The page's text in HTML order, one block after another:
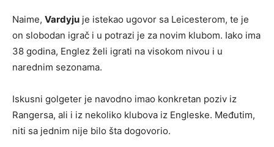
Naime, Vardyju je istekao ugovor sa Leicesterom, te je
on slobodan igrač i u potrazi je za novim klubom. Iako ima
38 godina, Englez želi igrati na visokom nivou i u
narednim sezonama.
Iskusni golgeter je navodno imao konkretan poziv iz
Rangersa, ali i iz nekoliko klubova iz Engleske. Međutim,
niti sa jednim nije bilo šta dogovorio.